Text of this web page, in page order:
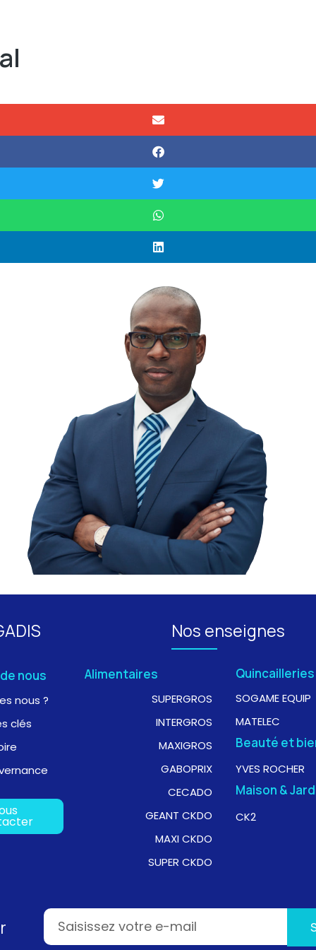
nous
nous ?
clés
Nos enseignes
Alimentaires
SUPERGROS
INTERGROS
MAXIGROS
GABOPRIX
CECADO
GEANT CKDO
MAXI CKDO
SUPER CKDO
Quincailleries
SOGAME EQUIP
MATELEC
Beauté et
YVES ROCHER
Maison &
CK2